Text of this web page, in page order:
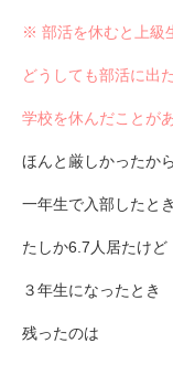
※ 部活を休むと上級
どうしても部活に出
学校を休んだことが
ほんと厳しかったから
一年生で入部したと
たしか6.7人居たけど
３年生になったとき
残ったのは